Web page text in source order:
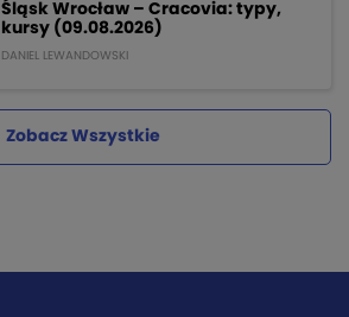
Śląsk Wrocław – Cracovia: typy,
kursy (09.08.2026)
DANIEL LEWANDOWSKI
Zobacz Wszystkie